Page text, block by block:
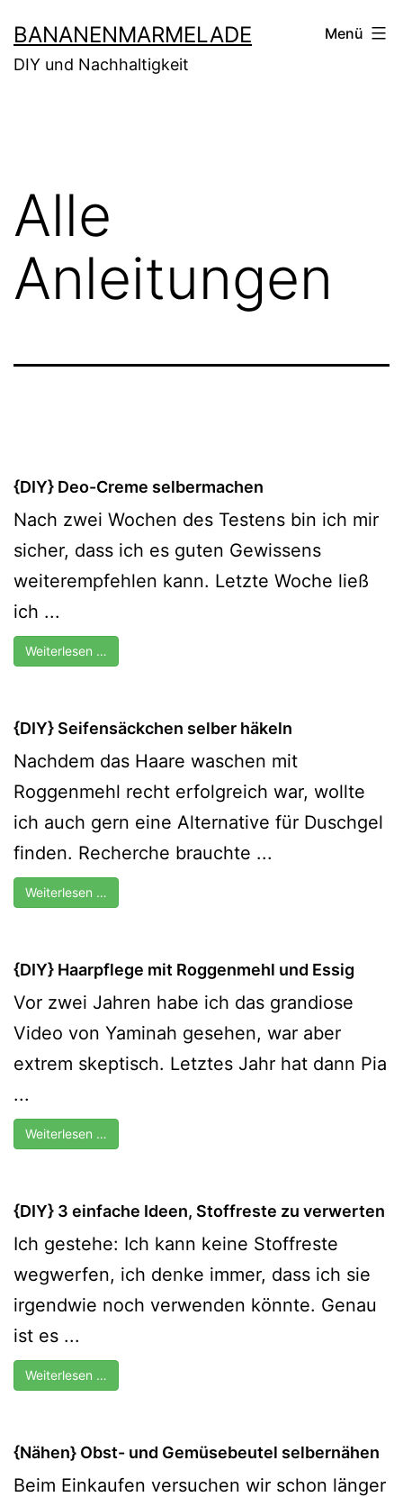
Inhalt
springen
BANANENMARMELADE
DIY und Nachhaltigkeit
Menü
Alle
Anleitungen
{DIY} Deo-Creme selbermachen
Nach zwei Wochen des Testens bin ich mir
sicher, dass ich es guten Gewissens
weiterempfehlen kann. Letzte Woche ließ
ich ...
Weiterlesen …
{DIY} Seifensäckchen selber häkeln
Nachdem das Haare waschen mit
Roggenmehl recht erfolgreich war, wollte
ich auch gern eine Alternative für Duschgel
finden. Recherche brauchte ...
Weiterlesen …
{DIY} Haarpflege mit Roggenmehl und Essig
Vor zwei Jahren habe ich das grandiose
Video von Yaminah gesehen, war aber
extrem skeptisch. Letztes Jahr hat dann Pia
...
Weiterlesen …
{DIY} 3 einfache Ideen, Stoffreste zu verwerten
Ich gestehe: Ich kann keine Stoffreste
wegwerfen, ich denke immer, dass ich sie
irgendwie noch verwenden könnte. Genau
ist es ...
Weiterlesen …
{Nähen} Obst- und Gemüsebeutel selbernähen
Beim Einkaufen versuchen wir schon länger